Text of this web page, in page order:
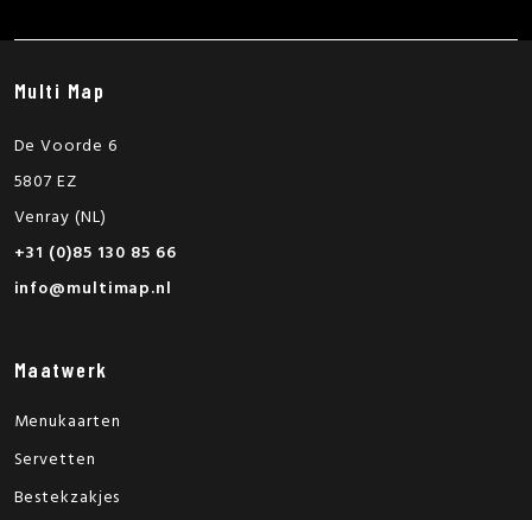
Multi Map
De Voorde 6
5807 EZ
Venray (NL)
+31 (0)85 130 85 66
info@multimap.nl
Maatwerk
Menukaarten
Servetten
Bestekzakjes